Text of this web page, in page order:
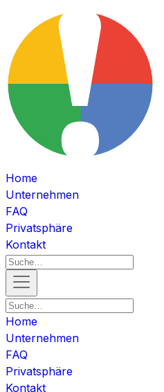
Home
Unternehmen
FAQ
Privatsphäre
Kontakt
Home
Unternehmen
FAQ
Privatsphäre
Kontakt